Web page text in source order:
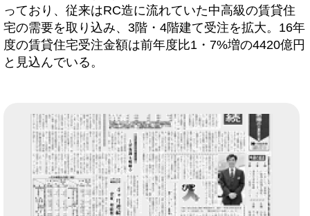
っており、従来はRC造に流れていた中高級の賃貸住
宅の需要を取り込み、3階・4階建て受注を拡大。16年
度の賃貸住宅受注金額は前年度比1・7%増の4420億円
と見込んでいる。